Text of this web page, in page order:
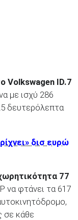
Volkswagen ID.7
με ισχύ 286
δευτερόλεπτα
δισ ευρώ
77
να φτάνει τα 617
σε κάθε